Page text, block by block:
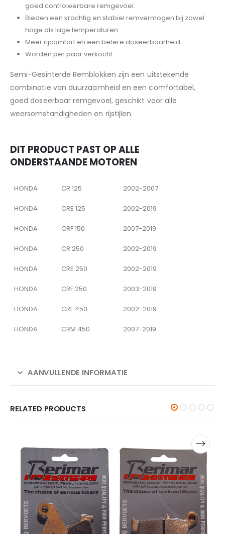
goed controleerbare remgevoel.
Bieden een krachtig en stabiel remvermogen bij zowel
hoge als lage temperaturen.
Meer rijcomfort en een betere doseerbaarheid
Worden per paar verkocht
Semi-Gesinterde Remblokken zijn een uitstekende
combinatie van duurzaamheid en een comfortabel,
goed doseerbaar remgevoel, geschikt voor alle
weersomstandigheden en rijstijlen.
DIT PRODUCT PAST OP ALLE
ONDERSTAANDE MOTOREN
HONDA CR 125 2002-2007
HONDA CRE 125 2002-2019
HONDA CRF 150 2007-2019
HONDA CR 250 2002-2019
HONDA CRE 250 2002-2019
HONDA CRF 250 2003-2019
HONDA CRF 450 2002-2019
HONDA CRM 450 2007-2019
AANVULLENDE INFORMATIE
RELATED PRODUCTS